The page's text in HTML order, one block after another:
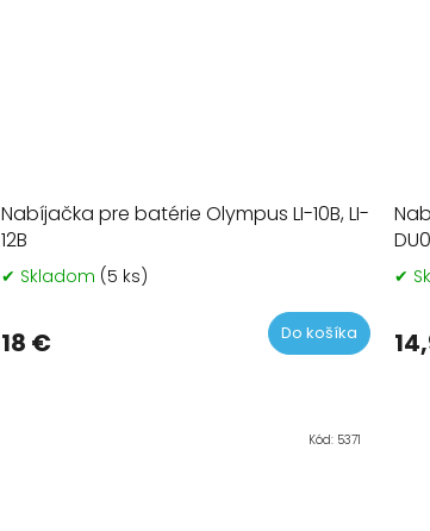
Nabíjačka pre batérie Olympus LI-10B, LI-
12B
✔ Skladom (5 ks)
18 € Do košíka
✔
Kód: 5371